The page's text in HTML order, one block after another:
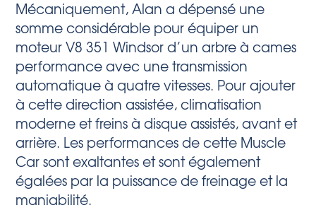
Mécaniquement, Alan a dépensé une
somme considérable pour équiper un
moteur V8 351 Windsor d’un arbre à cames
performance avec une transmission
automatique à quatre vitesses. Pour ajouter
à cette direction assistée, climatisation
moderne et freins à disque assistés, avant et
arrière. Les performances de cette Muscle
Car sont exaltantes et sont également
égalées par la puissance de freinage et la
maniabilité.